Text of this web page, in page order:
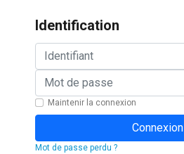
Identification
Maintenir la connexion
Connexion
Mot de passe perdu ?